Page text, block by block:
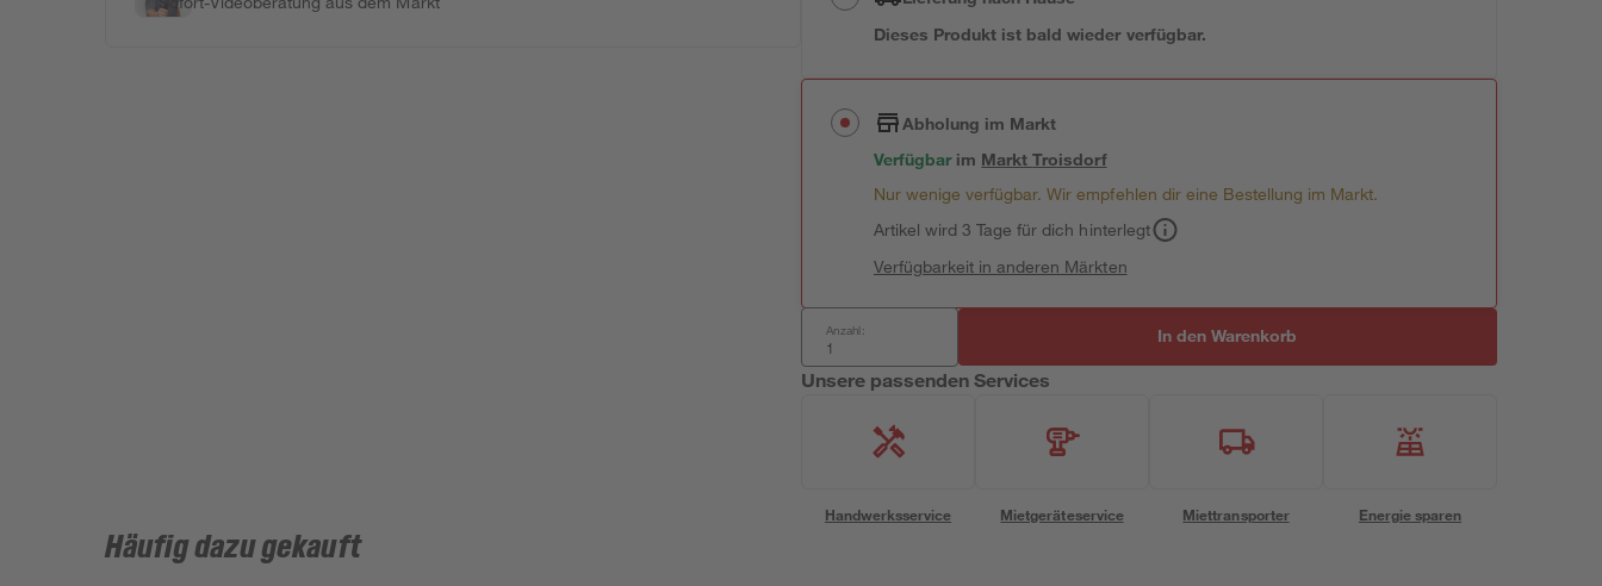
Dieses Produkt ist bald wieder verfügbar.
Abholung im Markt
Verfügbar im MarktTroisdorf
Nur wenige verfügbar. Wir empfehlen dir eine Bestellung im Markt.
Artikel wird 3 Tage für dich hinterlegt
Verfügbarkeit in anderen Märkten
Anzahl: In den Warenkorb
Unsere passenden Services
Handwerksservice Mietgeräteservice Miettransporter Energie sparen
Häufig dazu gekauft